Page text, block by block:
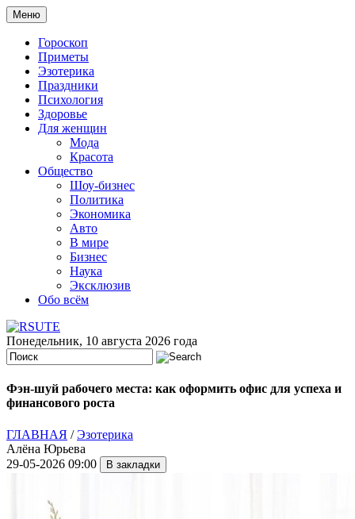
Меню
Гороскоп
Приметы
Эзотерика
Праздники
Психология
Здоровье
Для женщин
Мода
Красота
Общество
Шоу-бизнес
Политика
Экономика
Авто
В мире
Бизнес
Наука
Эксклюзив
Обо всём
Понедельник, 10 августа 2026 года
Фэн-шуй рабочего места: как оформить офис для успеха и
финансового роста
ГЛАВНАЯ /Эзотерика
Алёна Юрьева
29-05-2026 09:00